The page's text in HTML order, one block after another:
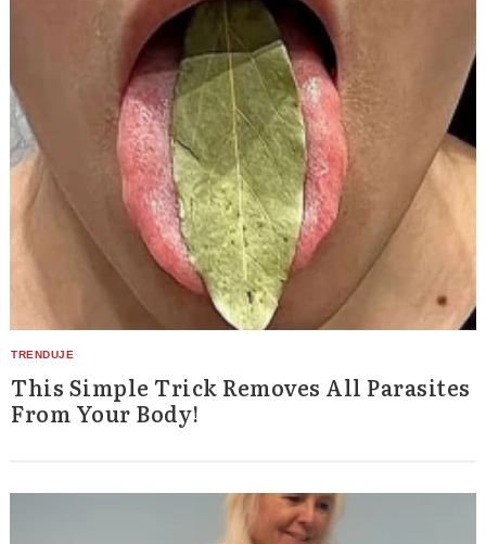
This Simple Trick Removes All Parasites
From Your Body!